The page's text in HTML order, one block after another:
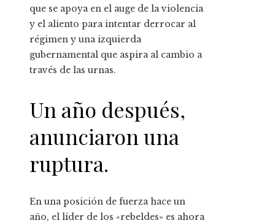
que se apoya en el auge de la violencia
y el aliento para intentar derrocar al
régimen y una izquierda
gubernamental que aspira al cambio a
través de las urnas.
Un año después,
anunciaron una
ruptura.
En una posición de fuerza hace un
año, el líder de los «rebeldes» es ahora